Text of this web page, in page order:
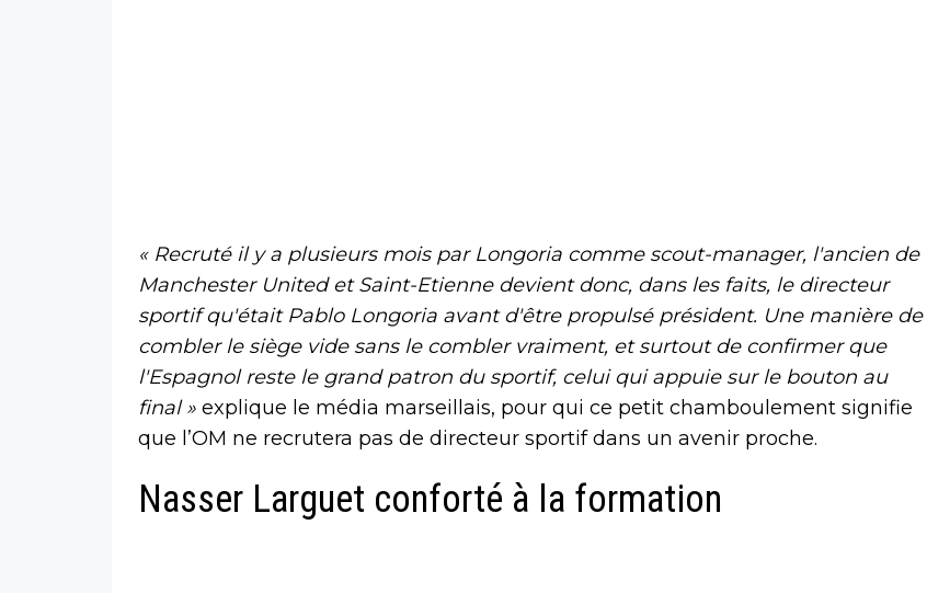
« Recruté il y a plusieurs mois par Longoria comme scout-manager, l'ancien de
Manchester United et Saint-Etienne devient donc, dans les faits, le directeur
sportif qu'était Pablo Longoria avant d'être propulsé président. Une manière de
combler le siège vide sans le combler vraiment, et surtout de confirmer que
l'Espagnol reste le grand patron du sportif, celui qui appuie sur le bouton au
final » explique le média marseillais, pour qui ce petit chamboulement signifie
que l’OM ne recrutera pas de directeur sportif dans un avenir proche.
Nasser Larguet conforté à la formation